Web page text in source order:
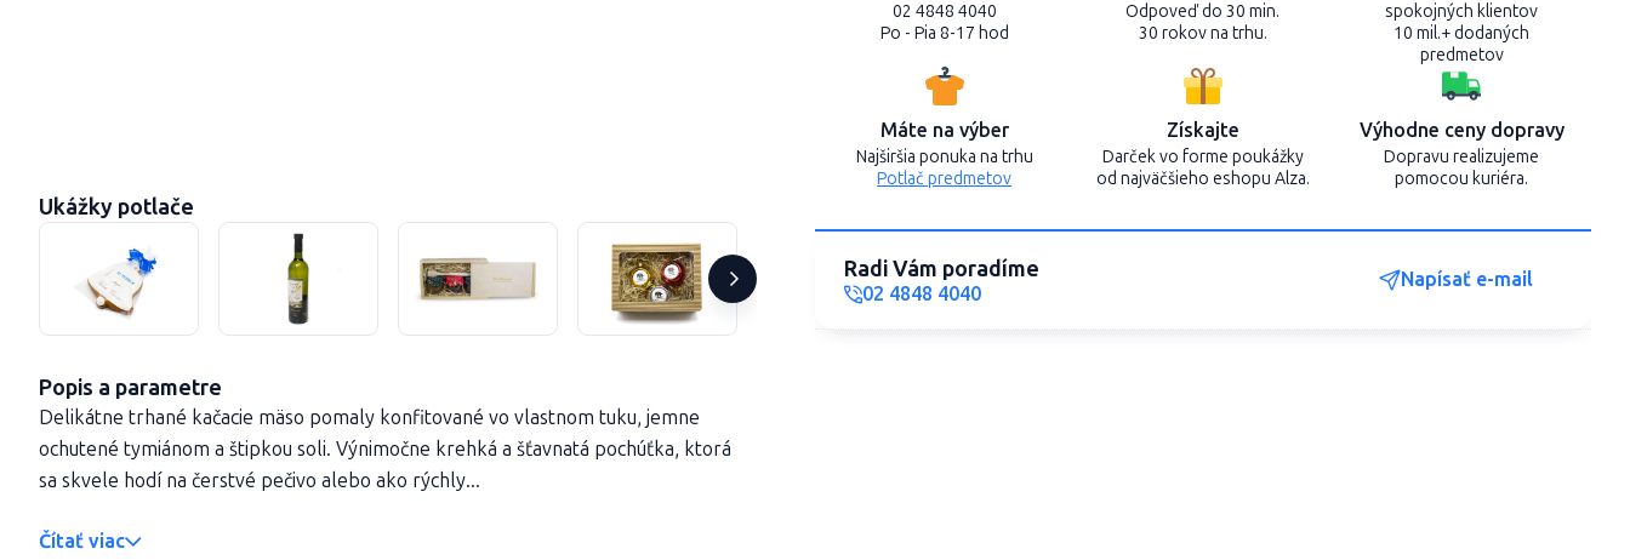
02 4848 4040
Po - Pia 8-17 hod
Odpoveď do 30 min.
30 rokov na trhu.
spokojných klientov
10 mil.+ dodaných
predmetov
Máte na výber
Najširšia ponuka na trhu
Potlač predmetov
Získajte
Darček vo forme poukážky
od najväčšieho eshopu Alza.
Výhodne ceny dopravy
Dopravu realizujeme
pomocou kuriéra.
Radi Vám poradíme
02 4848 4040
Napísať e-mail
Ukážky potlače
Popis a parametre
Delikátne trhané kačacie mäso pomaly konfitované vo vlastnom tuku, jemne
ochutené tymiánom a štipkou soli. Výnimočne krehká a šťavnatá pochúťka, ktorá
sa skvele hodí na čerstvé pečivo alebo ako rýchly...
Čítať viac